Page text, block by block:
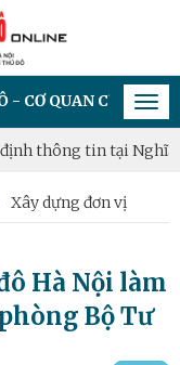
CỦA ĐẢNG ỦY -
tin tại Nghĩa trang
Xây dựng đơn vị
Hà Nội làm
Bộ Tư